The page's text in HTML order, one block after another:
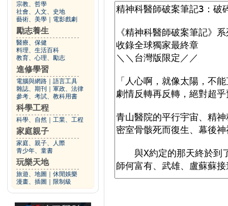
宗教、哲學
社會、人文、史地
藝術、美學
電影戲劇
勵志養生
醫療、保健
料理、生活百科
教育、心理、勵志
進修學習
電腦與網路
語言工具
雜誌、期刊
軍政、法律
參考、考試、教科用書
科學工程
科學、自然 工業、工程
家庭親子
家庭、親子、人際
青少年、童書
玩樂天地
旅遊、地圖
休閒娛樂
漫畫、插圖
限制級